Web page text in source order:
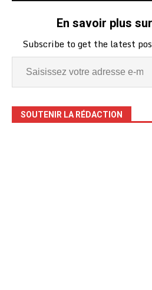
En savoir plus
Subscribe to get the latest
SOUTENIR LA RÉDACTION